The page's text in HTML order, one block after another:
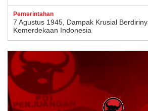
Pemerintahan
7 Agustus 1945, Dampak Krusial
Kemerdekaan Indonesia